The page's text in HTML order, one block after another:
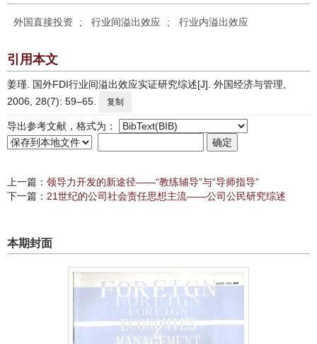
外国直接投资 ; 行业间溢出效应 ; 行业内溢出效应
引用本文
姜瑾. 国外FDI行业间溢出效应实证研究综述[J]. 外国经济与管理,
2006, 28(7): 59–65.
复制
导出参考文献，格式为：
上一篇： 领导力开发的新途径——“教练辅导”与“导师指导”
下一篇： 21世纪的公司社会责任思想主流——公司公民研究综述
本期封面